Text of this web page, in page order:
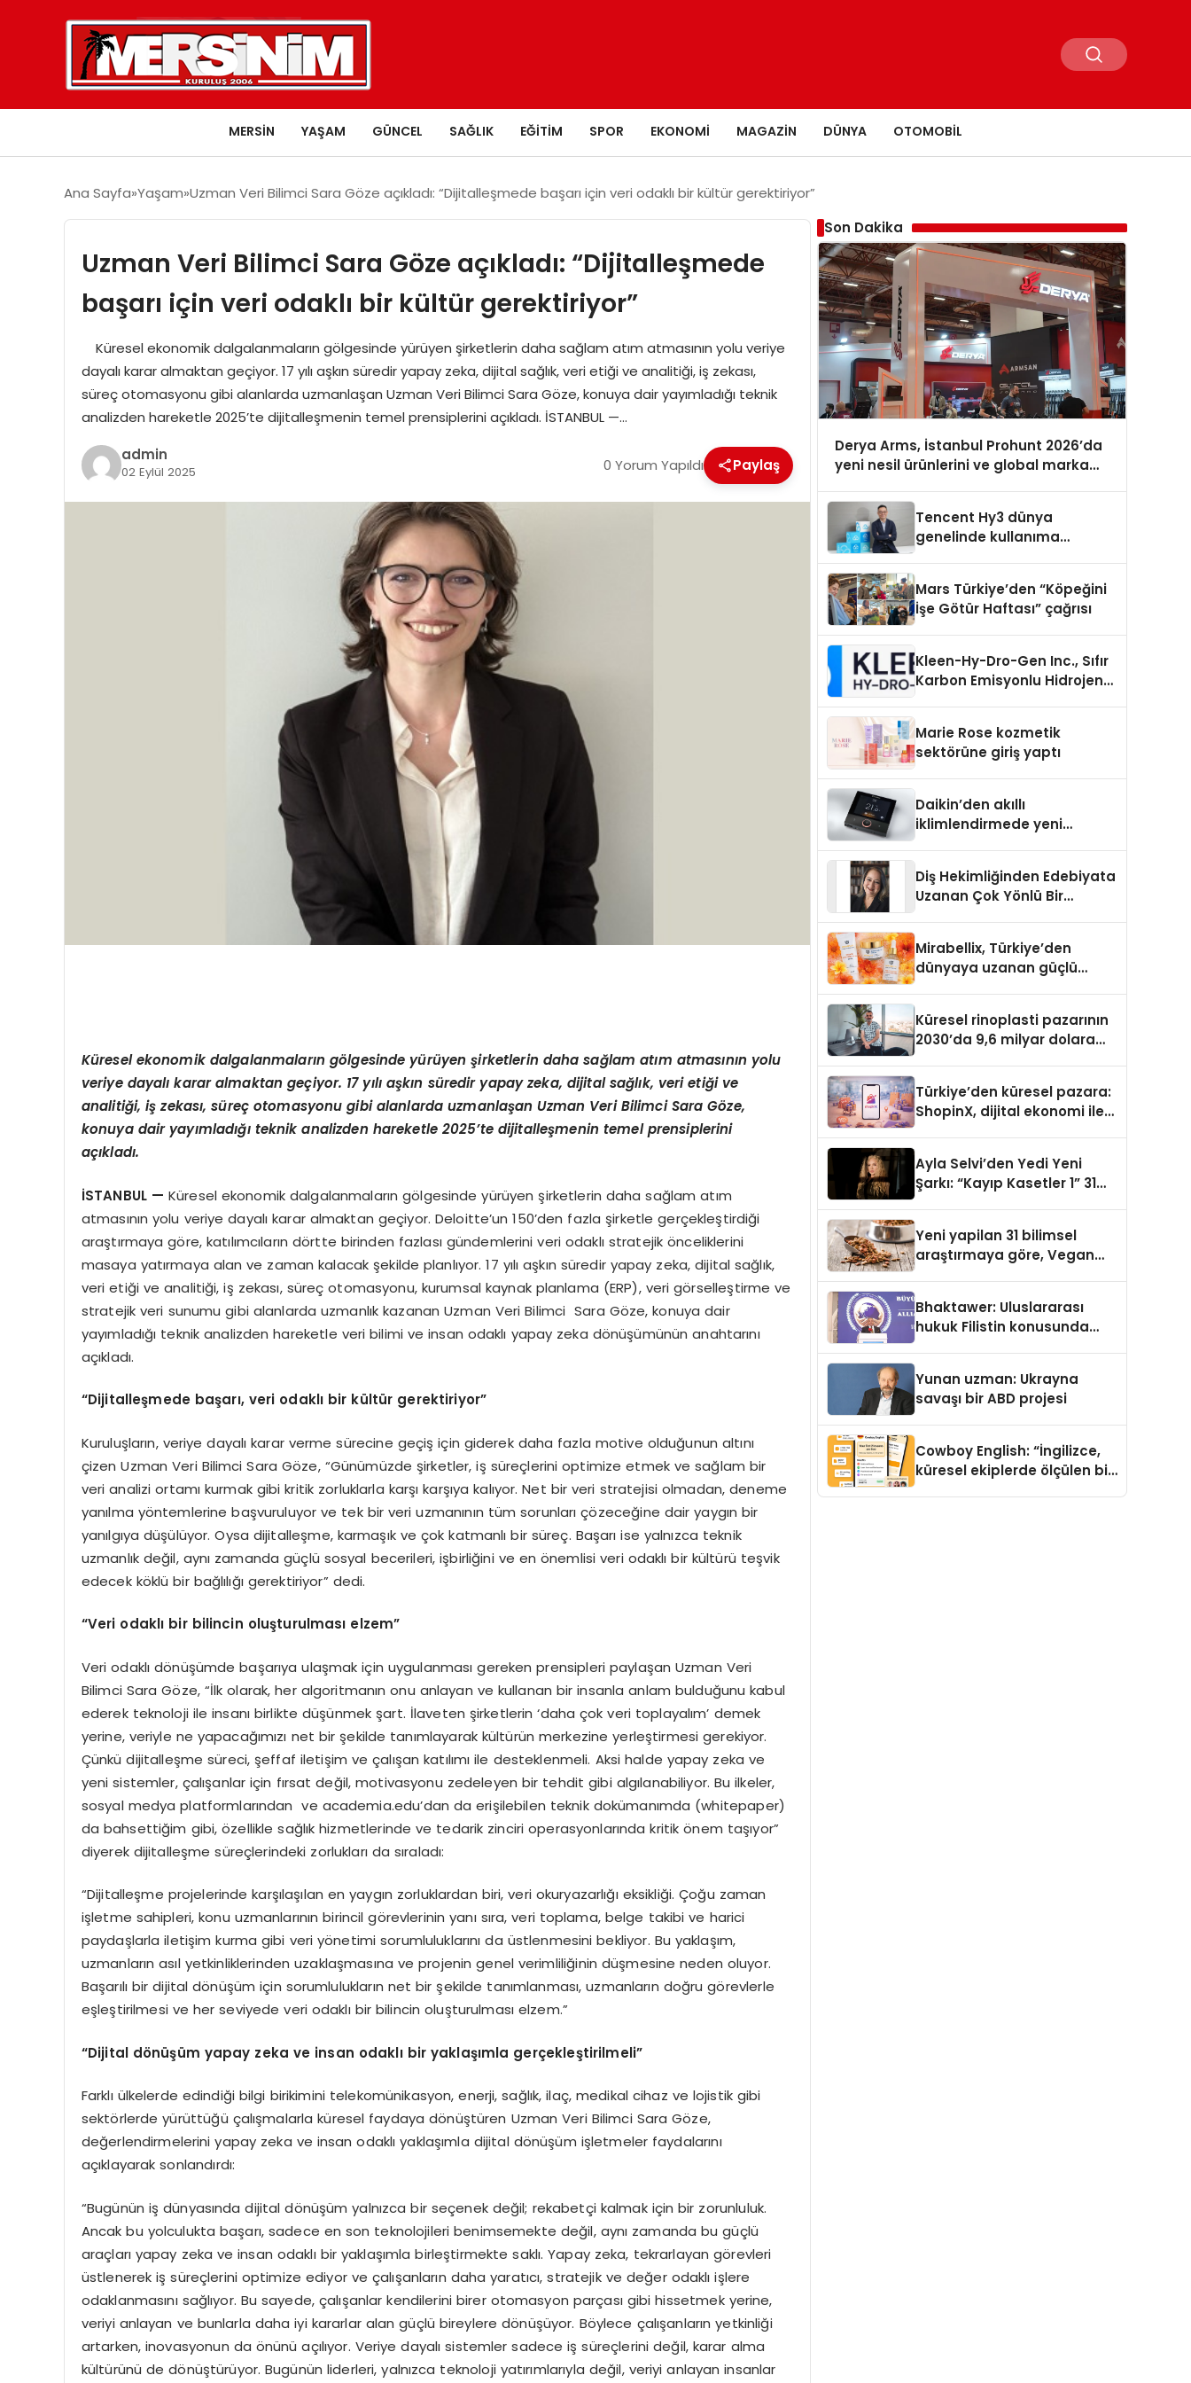
MERSIN YAŞAM GÜNCEL SAĞLIK EĞITIM SPOR EKONOMI MAGAZIN DÜNYA OTOMOBIL
Ana Sayfa Yaşam Uzman Veri Bilimci Sara Göze açıkladı: “Dijitalleşmede başarı için veri odaklı bir kültür gerektiriyor”
Uzman Veri Bilimci Sara Göze açıkladı: “Dijitalleşmede
başarı için veri odaklı bir kültür gerektiriyor”
Küresel ekonomik dalgalanmaların gölgesinde yürüyen şirketlerin daha sağlam atım atmasının yolu veriye
dayalı karar almaktan geçiyor. 17 yılı aşkın süredir yapay zeka, dijital sağlık, veri etiği ve analitiği, iş zekası,
süreç otomasyonu gibi alanlarda uzmanlaşan Uzman Veri Bilimci Sara Göze, konuya dair yayımladığı teknik
analizden hareketle 2025’te dijitalleşmenin temel prensiplerini açıkladı. İSTANBUL —…
admin
02 Eylül 2025 0 Yorum Yapıldı Paylaş
Küresel ekonomik dalgalanmaların gölgesinde yürüyen şirketlerin daha sağlam atım atmasının yolu
veriye dayalı karar almaktan geçiyor. 17 yılı aşkın süredir yapay zeka, dijital sağlık, veri etiği ve
analitiği, iş zekası, süreç otomasyonu gibi alanlarda uzmanlaşan Uzman Veri Bilimci Sara Göze,
konuya dair yayımladığı teknik analizden hareketle 2025’te dijitalleşmenin temel prensiplerini
açıkladı.
İSTANBUL — Küresel ekonomik dalgalanmaların gölgesinde yürüyen şirketlerin daha sağlam atım
atmasının yolu veriye dayalı karar almaktan geçiyor. Deloitte’un 150’den fazla şirketle gerçekleştirdiği
araştırmaya göre, katılımcıların dörtte birinden fazlası gündemlerini veri odaklı stratejik önceliklerini
masaya yatırmaya alan ve zaman kalacak şekilde planlıyor. 17 yılı aşkın süredir yapay zeka, dijital sağlık,
veri etiği ve analitiği, iş zekası, süreç otomasyonu, kurumsal kaynak planlama (ERP), veri görselleştirme ve
stratejik veri sunumu gibi alanlarda uzmanlık kazanan Uzman Veri Bilimci Sara Göze, konuya dair
yayımladığı teknik analizden hareketle veri bilimi ve insan odaklı yapay zeka dönüşümünün anahtarını
açıkladı.
“Dijitalleşmede başarı, veri odaklı bir kültür gerektiriyor”
Kuruluşların, veriye dayalı karar verme sürecine geçiş için giderek daha fazla motive olduğunun altını
çizen Uzman Veri Bilimci Sara Göze, “Günümüzde şirketler, iş süreçlerini optimize etmek ve sağlam bir
veri analizi ortamı kurmak gibi kritik zorluklarla karşı karşıya kalıyor. Net bir veri stratejisi olmadan, deneme
yanılma yöntemlerine başvuruluyor ve tek bir veri uzmanının tüm sorunları çözeceğine dair yaygın bir
yanılgıya düşülüyor. Oysa dijitalleşme, karmaşık ve çok katmanlı bir süreç. Başarı ise yalnızca teknik
uzmanlık değil, aynı zamanda güçlü sosyal becerileri, işbirliğini ve en önemlisi veri odaklı bir kültürü teşvik
edecek köklü bir bağlılığı gerektiriyor” dedi.
“Veri odaklı bir bilincin oluşturulması elzem”
Veri odaklı dönüşümde başarıya ulaşmak için uygulanması gereken prensipleri paylaşan Uzman Veri
Bilimci Sara Göze, “İlk olarak, her algoritmanın onu anlayan ve kullanan bir insanla anlam bulduğunu kabul
ederek teknoloji ile insanı birlikte düşünmek şart. İlaveten şirketlerin ‘daha çok veri toplayalım’ demek
yerine, veriyle ne yapacağımızı net bir şekilde tanımlayarak kültürün merkezine yerleştirmesi gerekiyor.
Çünkü dijitalleşme süreci, şeffaf iletişim ve çalışan katılımı ile desteklenmeli. Aksi halde yapay zeka ve
yeni sistemler, çalışanlar için fırsat değil, motivasyonu zedeleyen bir tehdit gibi algılanabiliyor. Bu ilkeler,
sosyal medya platformlarından ve academia.edu’dan da erişilebilen teknik dokümanımda (whitepaper)
da bahsettiğim gibi, özellikle sağlık hizmetlerinde ve tedarik zinciri operasyonlarında kritik önem taşıyor”
diyerek dijitalleşme süreçlerindeki zorlukları da sıraladı:
“Dijitalleşme projelerinde karşılaşılan en yaygın zorluklardan biri, veri okuryazarlığı eksikliği. Çoğu zaman
işletme sahipleri, konu uzmanlarının birincil görevlerinin yanı sıra, veri toplama, belge takibi ve harici
paydaşlarla iletişim kurma gibi veri yönetimi sorumluluklarını da üstlenmesini bekliyor. Bu yaklaşım,
uzmanların asıl yetkinliklerinden uzaklaşmasına ve projenin genel verimliliğinin düşmesine neden oluyor.
Başarılı bir dijital dönüşüm için sorumlulukların net bir şekilde tanımlanması, uzmanların doğru görevlerle
eşleştirilmesi ve her seviyede veri odaklı bir bilincin oluşturulması elzem.”
“Dijital dönüşüm yapay zeka ve insan odaklı bir yaklaşımla gerçekleştirilmeli”
Farklı ülkelerde edindiği bilgi birikimini telekomünikasyon, enerji, sağlık, ilaç, medikal cihaz ve lojistik gibi
sektörlerde yürüttüğü çalışmalarla küresel faydaya dönüştüren Uzman Veri Bilimci Sara Göze,
değerlendirmelerini yapay zeka ve insan odaklı yaklaşımla dijital dönüşüm işletmeler faydalarını
açıklayarak sonlandırdı:
“Bugünün iş dünyasında dijital dönüşüm yalnızca bir seçenek değil; rekabetçi kalmak için bir zorunluluk.
Ancak bu yolculukta başarı, sadece en son teknolojileri benimsemekte değil, aynı zamanda bu güçlü
araçları yapay zeka ve insan odaklı bir yaklaşımla birleştirmekte saklı. Yapay zeka, tekrarlayan görevleri
üstlenerek iş süreçlerini optimize ediyor ve çalışanların daha yaratıcı, stratejik ve değer odaklı işlere
odaklanmasını sağlıyor. Bu sayede, çalışanlar kendilerini birer otomasyon parçası gibi hissetmek yerine,
veriyi anlayan ve bunlarla daha iyi kararlar alan güçlü bireylere dönüşüyor. Böylece çalışanların yetkinliği
artarken, inovasyonun da önünü açılıyor. Veriye dayalı sistemler sadece iş süreçlerini değil, karar alma
kültürünü de dönüştürüyor. Bugünün liderleri, yalnızca teknoloji yatırımlarıyla değil, veriyi anlayan insanlar
Son Dakika
Derya Arms, İstanbul Prohunt 2026’da
yeni nesil ürünlerini ve global marka
Tencent Hy3 dünya
genelinde kullanıma
Mars Türkiye’den “Köpeğini
İşe Götür Haftası” çağrısı
Kleen-Hy-Dro-Gen Inc., Sıfır
Karbon Emisyonlu Hidrojen
Aldı
Marie Rose kozmetik
sektörüne giriş yaptı
Daikin’den akıllı
iklimlendirmede yeni
Diş Hekimliğinden Edebiyata
Uzanan Çok Yönlü Bir
Mirabellix, Türkiye’den
dünyaya uzanan güçlü
Küresel rinoplasti pazarının
2030’da 9,6 milyar dolara
Türkiye’den küresel pazara:
ShopinX, dijital ekonomi ile
Ayla Selvi’den Yedi Yeni
Şarkı: “Kayıp Kasetler 1” 31
Yeni yapilan 31 bilimsel
araştırmaya göre, Vegan
Sindirildiğini Ortaya Koydu
Bhaktawer: Uluslararası
hukuk Filistin konusunda
Yunan uzman: Ukrayna
savaşı bir ABD projesi
Cowboy English: “İngilizce,
küresel ekiplerde ölçülen bir